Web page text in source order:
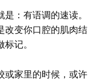
：有语调的速读。
改变你口腔的肌肉结
记。
家里的时候，或许